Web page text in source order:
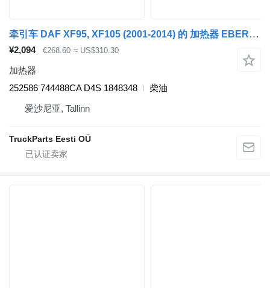
牵引车 DAF XF95, XF105 (2001-2014) 的 加热器 EBERSPÄCHER,AIRTRONIC,DAF 252586
¥2,094 €268.60 ≈ US$310.30
加热器
252586 744488CA D4S 1848348
柴油
爱沙尼亚, Tallinn
TruckParts Eesti OÜ